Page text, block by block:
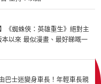
《蜘蛛俠：英雄重生》絕對主
以來 最似漫畫、最好睇嘅一
巴士迷變身車長！年輕車長親